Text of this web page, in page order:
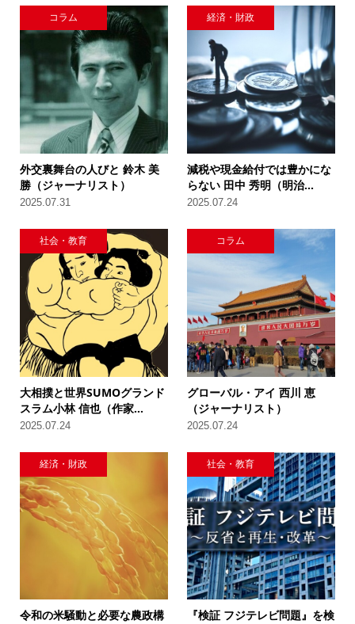
コラム
外交裏舞台の人びと 鈴木 美
勝（ジャーナリスト）
2025.07.31
経済・財政
減税や現金給付では豊かにな
らない 田中 秀明（明治...
2025.07.24
社会・教育
大相撲と世界SUMOグランド
スラム小林 信也（作家...
2025.07.24
コラム
グローバル・アイ 西川 恵
（ジャーナリスト）
2025.07.24
経済・財政
令和の米騒動と必要な農政構
社会・教育
『検証 フジテレビ問題』を検